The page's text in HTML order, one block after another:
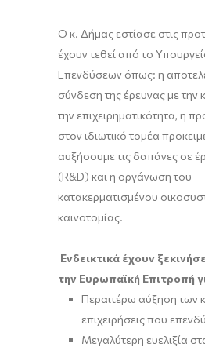
Ο κ. Δήμας εστίασε στις
έχουν τεθεί από το
Επενδύσεων όπως: η
σύνδεση της έρευνας με την
την επιχειρηματικότητα, η
στον ιδιωτικό τομέα
αυξήσουμε τις δαπάνες σε
(R&D) και η οργάνωση του
κατακερματισμένου
καινοτομίας.
Ενδεικτικά έχουν
την Ευρωπαϊκή Επιτροπή
Περαιτέρω αύξηση των
επιχειρήσεις που
Μεγαλύτερη ευελιξία